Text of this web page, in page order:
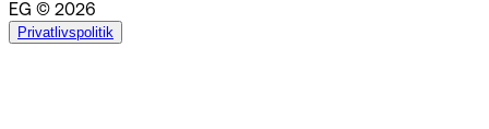
EG © 2026
Privatlivspolitik